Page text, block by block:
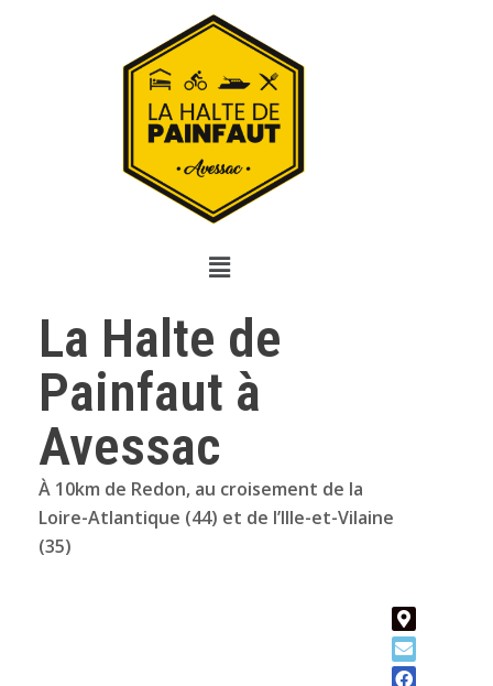
La Halte de
Painfaut à
Avessac
À 10km de Redon, au croisement de la
Loire-Atlantique (44) et de l’Ille-et-Vilaine
(35)